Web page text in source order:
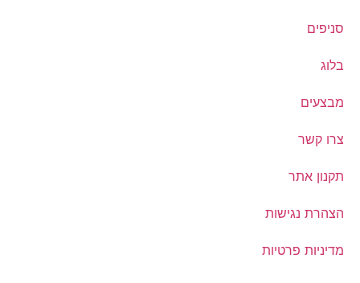
סניפים
בלוג
מבצעים
צרו קשר
תקנון אתר
הצהרת נגישות
מדיניות פרטיות